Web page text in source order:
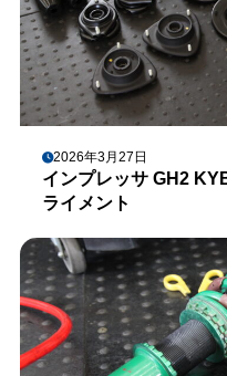
2026年3月27日
インプレッサ GH2
ライメント